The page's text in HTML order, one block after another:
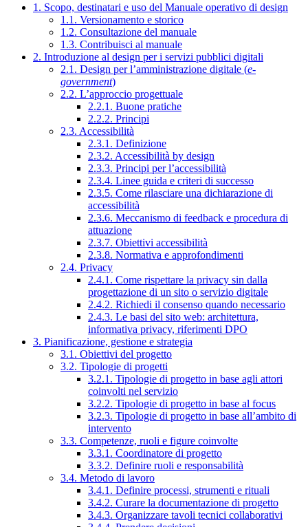
1. Scopo, destinatari e uso del Manuale operativo di design
1.1. Versionamento e storico
1.2. Consultazione del manuale
1.3. Contribuisci al manuale
2. Introduzione al design per i servizi pubblici digitali
2.1. Design per l’amministrazione digitale (e-
government)
2.2. L’approccio progettuale
2.2.1. Buone pratiche
2.2.2. Principi
2.3. Accessibilità
2.3.1. Definizione
2.3.2. Accessibilità by design
2.3.3. Principi per l’accessibilità
2.3.4. Linee guida e criteri di successo
2.3.5. Come rilasciare una dichiarazione di
accessibilità
2.3.6. Meccanismo di feedback e procedura di
attuazione
2.3.7. Obiettivi accessibilità
2.3.8. Normativa e approfondimenti
2.4. Privacy
2.4.1. Come rispettare la privacy sin dalla
progettazione di un sito o servizio digitale
2.4.2. Richiedi il consenso quando necessario
2.4.3. Le basi del sito web: architettura,
informativa privacy, riferimenti DPO
3. Pianificazione, gestione e strategia
3.1. Obiettivi del progetto
3.2. Tipologie di progetti
3.2.1. Tipologie di progetto in base agli attori
coinvolti nel servizio
3.2.2. Tipologie di progetto in base al focus
3.2.3. Tipologie di progetto in base all’ambito di
intervento
3.3. Competenze, ruoli e figure coinvolte
3.3.1. Coordinatore di progetto
3.3.2. Definire ruoli e responsabilità
3.4. Metodo di lavoro
3.4.1. Definire processi, strumenti e rituali
3.4.2. Curare la documentazione di progetto
3.4.3. Organizzare tavoli tecnici collaborativi